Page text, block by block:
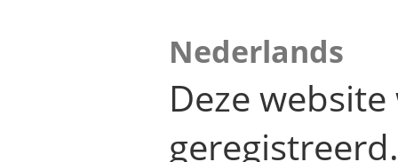
Nederlands
Deze